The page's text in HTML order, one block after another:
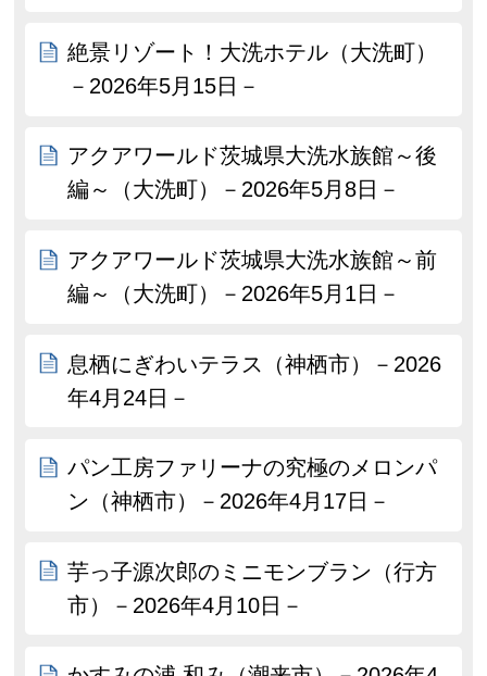
絶景リゾート！大洗ホテル（大洗町）
－2026年5月15日－
アクアワールド茨城県大洗水族館～後
編～（大洗町）－2026年5月8日－
アクアワールド茨城県大洗水族館～前
編～（大洗町）－2026年5月1日－
息栖にぎわいテラス（神栖市）－2026
年4月24日－
パン工房ファリーナの究極のメロンパ
ン（神栖市）－2026年4月17日－
芋っ子源次郎のミニモンブラン（行方
市）－2026年4月10日－